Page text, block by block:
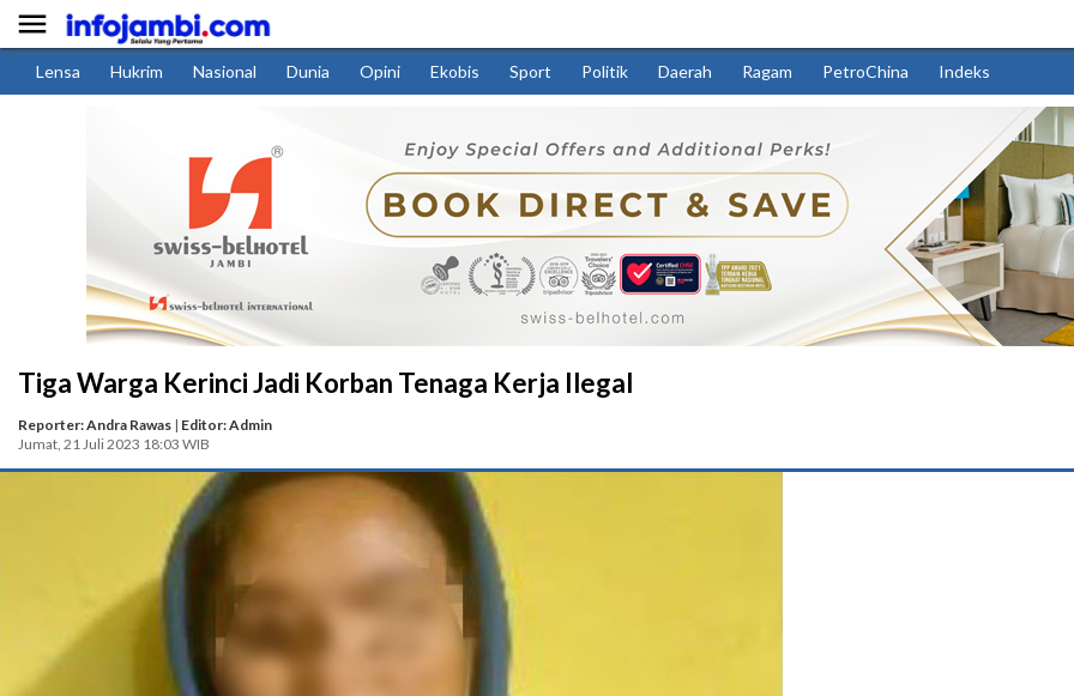

Lensa Hukrim Nasional Dunia Opini Ekobis Sport Politik Daerah Ragam PetroChina Indeks
Tiga Warga Kerinci Jadi Korban Tenaga Kerja Ilegal
Reporter: Andra Rawas | Editor: Admin
Jumat, 21 Juli 2023 18:03 WIB